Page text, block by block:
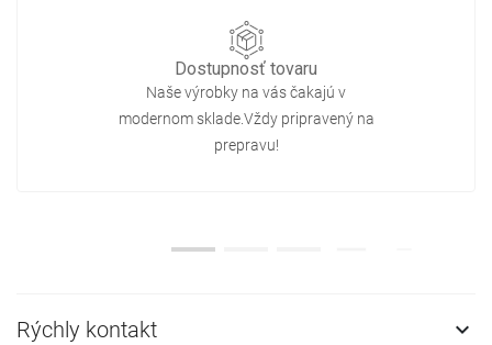
Dostupnosť tovaru
Naše výrobky na vás čakajú v
modernom sklade.Vždy pripravený na
prepravu!
Rýchly kontakt 